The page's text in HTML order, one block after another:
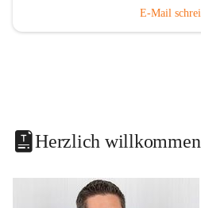
E-Mail
Herzlich willkommen